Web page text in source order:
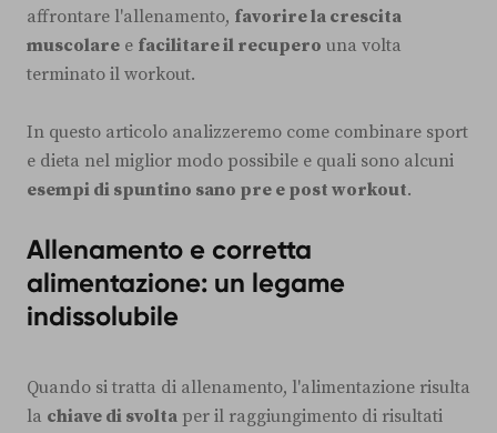
affrontare l'allenamento, favorire la crescita
muscolare e facilitare il recupero una volta
terminato il workout.
In questo articolo analizzeremo come combinare sport
e dieta nel miglior modo possibile e quali sono alcuni
esempi di spuntino sano pre e post workout.
Allenamento e corretta
alimentazione: un legame
indissolubile
Quando si tratta di allenamento, l'alimentazione risulta
la chiave di svolta per il raggiungimento di risultati